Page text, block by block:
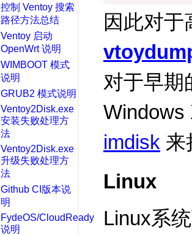
控制 Ventoy 搜索
路径方法总结
Ventoy 启动
OpenWrt 说明
WIMBOOT 模式
说明
GRUB2 模式说明
Ventoy2Disk.exe
安装失败处理方
法
Ventoy2Disk.exe
升级失败处理方
法
Github CI版本说
明
FydeOS/CloudReady
说明
因此对
对于早期
Windows
imdisk 来
Linux
Linux系